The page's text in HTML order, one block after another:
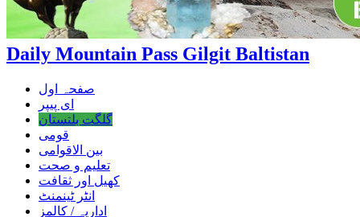
Daily Mountain Pass Gilgit Baltistan
صفحہ اول
ای پیپر
گلگت بلتستان
قومی
بین الاقوامی
تعلیم و صحت
کھیل اور ثقافت
انٹر ٹینمنٹ
اداریہ / کالمز